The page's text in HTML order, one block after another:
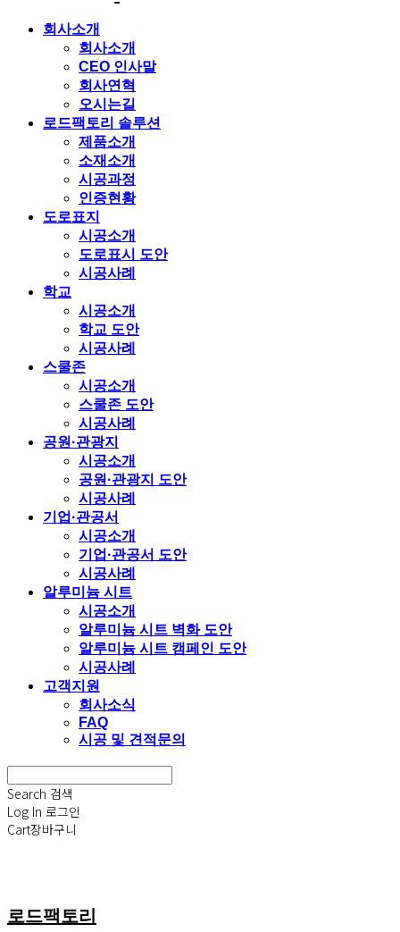
회사소개
회사소개
CEO 인사말
회사연혁
오시는길
로드팩토리 솔루션
제품소개
소재소개
시공과정
인증현황
도로표지
시공소개
도로표시 도안
시공사례
학교
시공소개
학교 도안
시공사례
스쿨존
시공소개
스쿨존 도안
시공사례
공원·관광지
시공소개
공원·관광지 도안
시공사례
기업·관공서
시공소개
기업·관공서 도안
시공사례
알루미늄 시트
시공소개
알루미늄 시트 벽화 도안
알루미늄 시트 캠페인 도안
시공사례
고객지원
회사소식
FAQ
시공 및 견적문의
Search 검색
Log In 로그인
Cart장바구니
로드팩토리